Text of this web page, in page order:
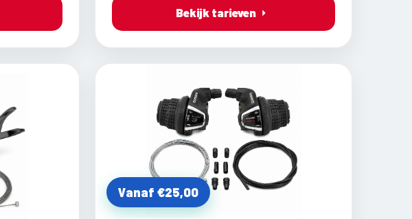
Bekijk tarieven
Vanaf €25,00